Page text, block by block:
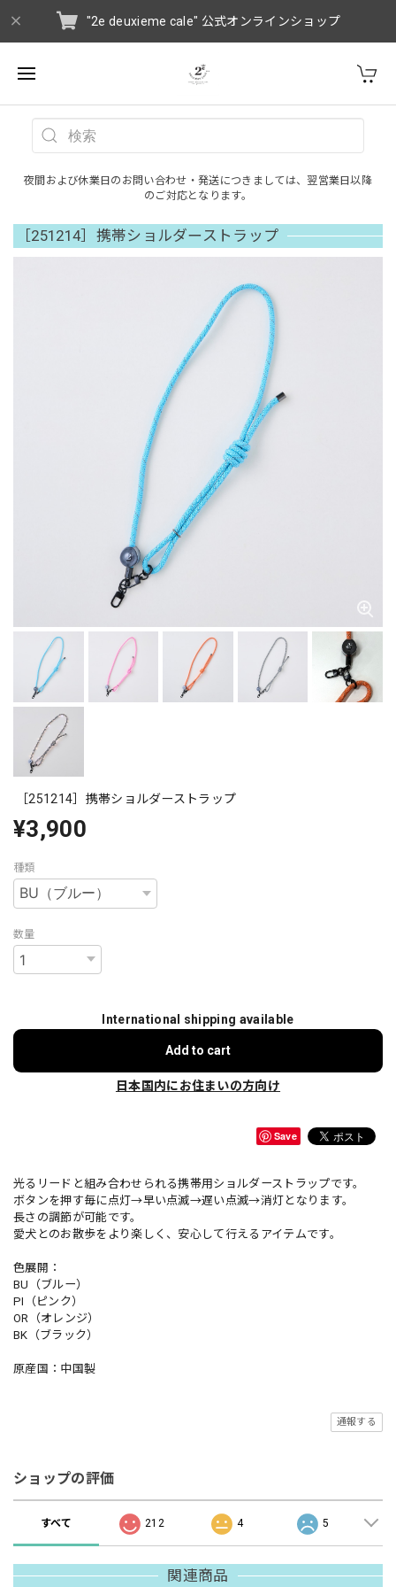
"2e deuxieme cale" 公式オンラインショップ
夜間および休業日のお問い合わせ・発送につきましては、翌営業日以降
のご対応となります。
［251214］携帯ショルダーストラップ
［251214］携帯ショルダーストラップ
¥3,900
種類
数量
International shipping available
Add to cart
日本国内にお住まいの方向け
Save
光るリードと組み合わせられる携帯用ショルダーストラップです。
ボタンを押す毎に点灯→早い点滅→遅い点滅→消灯となります。
長さの調節が可能です。
愛犬とのお散歩をより楽しく、安心して行えるアイテムです。
色展開：
BU（ブルー）
PI（ピンク）
OR（オレンジ）
BK（ブラック）
原産国：中国製
通報する
ショップの評価
すべて 212 4 5
関連商品